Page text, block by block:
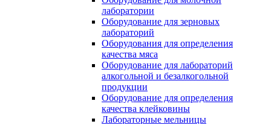
лаборатории
Оборудование для зерновых
лабораторий
Оборудования для определения
качества мяса
Оборудование для лабораторий
алкогольной и безалкогольной
продукции
Оборудование для определения
качества клейковины
Лабораторные мельницы